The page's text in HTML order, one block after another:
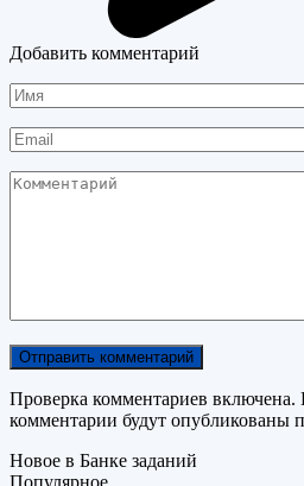
Добавить комментарий
Имя
Email
Комментарий
Проверка комментариев
комментарии будут опубликованы
Новое в Банке заданий
Популярное